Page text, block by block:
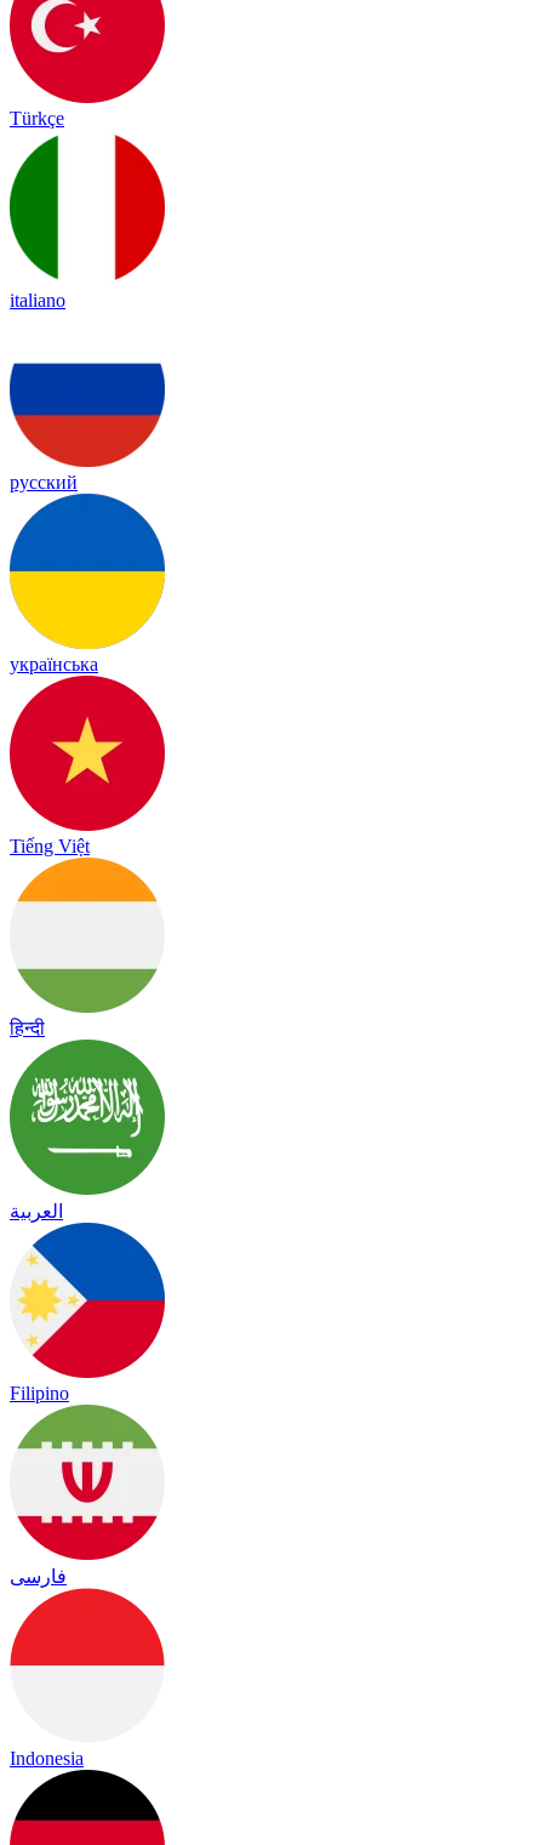
Türkçe
italiano
русский
українська
Tiếng Việt
हिन्दी
العربية
Filipino
فارسی
Indonesia